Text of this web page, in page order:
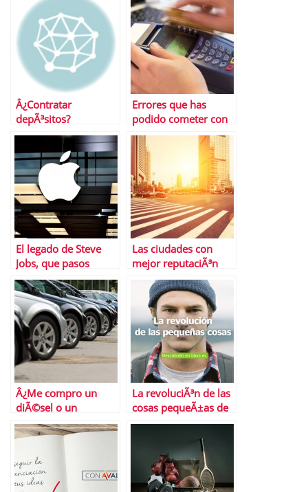
Â¿Contratar
depÃ³sitos?
Errores que has
podido cometer con
tu tarjeta de crÃ©dito
este verano
El legado de Steve
Jobs, que pasos
seguir y cuÃ¡les no
Las ciudades con
mejor reputaciÃ³n
online
Â¿Me compro un
diÃ©sel o un
gasolina?
La revoluciÃ³n de las
cosas pequeÃ±as de
BBVA